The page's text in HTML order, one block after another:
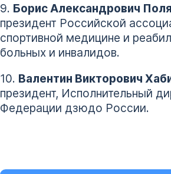
9. Борис Александрович
президент Российской
спортивной медицине и
больных и инвалидов.
10. Валентин Викторович
президент, Исполнительный
Федерации дзюдо России.